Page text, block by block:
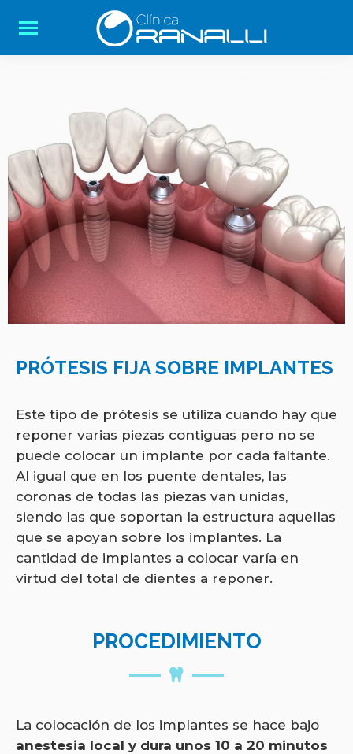
PRÓTESIS FIJA SOBRE IMPLANTES
Este tipo de prótesis se utiliza cuando hay que
reponer varias piezas contiguas pero no se
puede colocar un implante por cada faltante.
Al igual que en los puente dentales, las
coronas de todas las piezas van unidas,
siendo las que soportan la estructura aquellas
que se apoyan sobre los implantes. La
cantidad de implantes a colocar varía en
virtud del total de dientes a reponer.
PROCEDIMIENTO
La colocación de los implantes se hace bajo
anestesia local y dura unos 10 a 20 minutos